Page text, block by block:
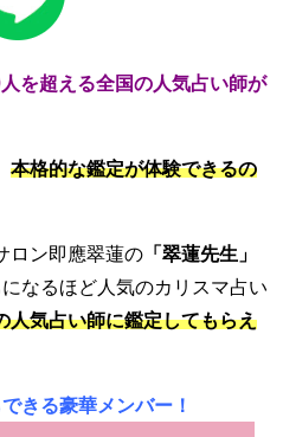
を超える全国の人気占い師が
本格的な鑑定が体験できるの
ロン即應翠蓮の 「 翠蓮先生」
なるほど人気のカリスマ占い
人気占い師に鑑定してもらえ
きる豪華メンバー！